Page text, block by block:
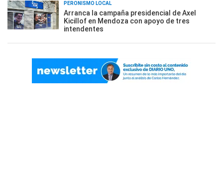
PERONISMO LOCAL
Arranca la campaña presidencial de Axel
Kicillof en Mendoza con apoyo de tres
intendentes